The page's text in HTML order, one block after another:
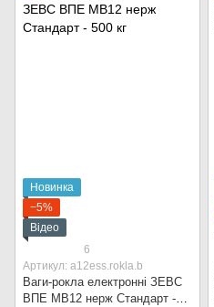
Новинка
−5%
Відео
6
Артикул: a12ess.rokla.b
Ваги-рокла електронні ЗЕВС
ВПЕ МВ12 нерж Стандарт -